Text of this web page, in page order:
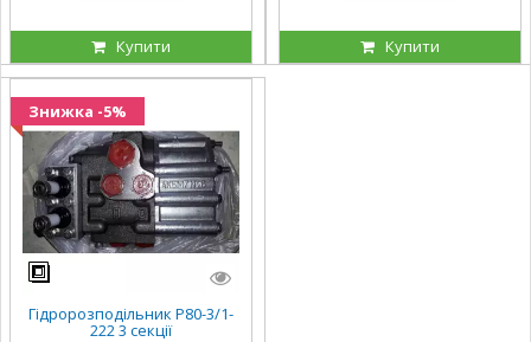
Купити Купити
Знижка -5%
Гідророзподільник Р80-3/1-
222 3 секції